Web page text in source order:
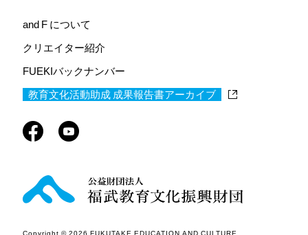
and F について
クリエイター紹介
FUEKIバックナンバー
教育文化活動助成 成果報告書アーカイブ
Copyright © 2026 FUKUTAKE EDUCATION AND CULTURE